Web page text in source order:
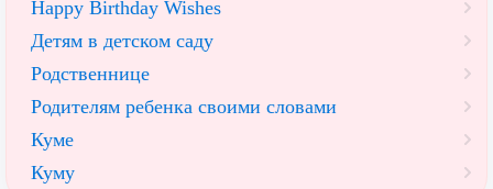
Happy Birthday Wishes
Детям в детском саду
Родственнице
Родителям ребенка своими словами
Куме
Куму